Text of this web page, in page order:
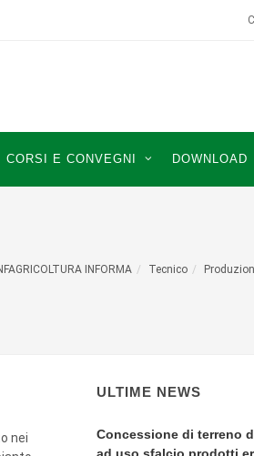
CORSI E CONVEGNI DOWNLOAD
INFORMA Tecnico
nei
ULTIME NEWS
Concessione di terreno